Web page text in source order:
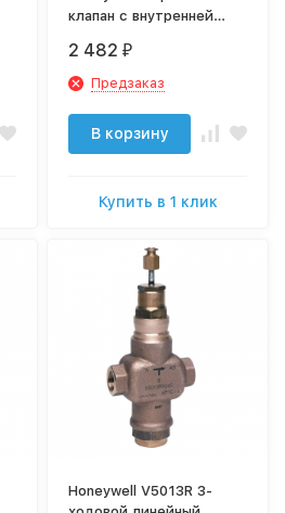
клапан с внутренней
2 482 ₽
Предзаказ
В корзину
Купить в 1 клик
Honeywell V5013R 3-